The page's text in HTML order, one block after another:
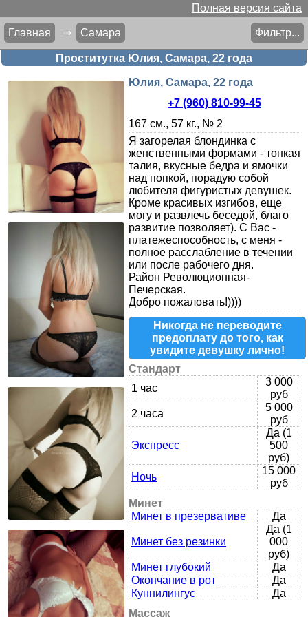
Полная версия сайта
Главная ⇒ Самара Фильтр...
Проститутка Юлия, Самара, 22 года
Юлия, Самара, 22 года
+7 (960) 810-99-45
167 см., 57 кг., № 2
Я загорелая блондинка с
женственными формами - тонкая
талия, вкусные бедра и ямочки
над попкой, порадую собой
любителя фигуристых девушек.
Кроме красивых изгибов, еще
могу и развлечь беседой, благо
развитие позволяет). С Вас -
платежеспособность, с меня -
полное расслабление в течении
или после рабочего дня.
Район Революционная-
Печерская.
Добро пожаловать!))))
Никогда не переводите
предоплату до того, как
увидите девушку лично!
Стандарт
1 час
3 000
руб
2 часа
5 000
руб
Экспресс
Да (1
500
руб)
Ночь
15 000
руб
Минет
Минет в презервативе
Да
Минет без резинки
Да (1
000
руб)
Минет глубокий
Да
Окончание в рот
Да
Куннилингус
Да
Массаж